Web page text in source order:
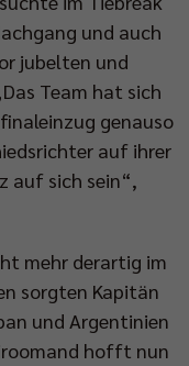
und auch
jubelten und
Team hat sich
genauso
auf ihrer
auf sich sein“,
mehr derartig im
sorgten Kapitän
und Argentinien
hofft nun